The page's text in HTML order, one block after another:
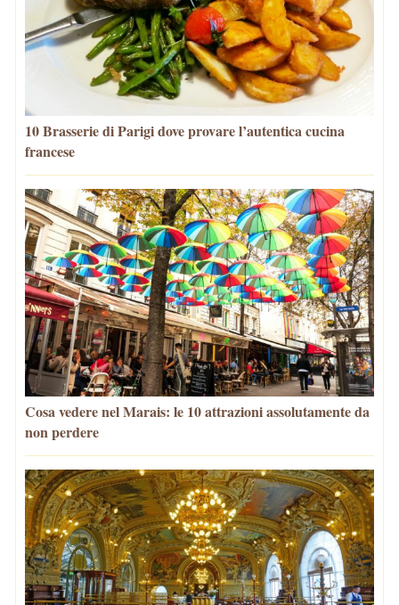
10 Brasserie di Parigi dove provare l’autentica cucina
francese
Cosa vedere nel Marais: le 10 attrazioni assolutamente da
non perdere